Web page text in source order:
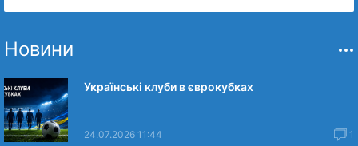
Новини
Українські клуби в єврокубках
24.07.2026 11:44 1